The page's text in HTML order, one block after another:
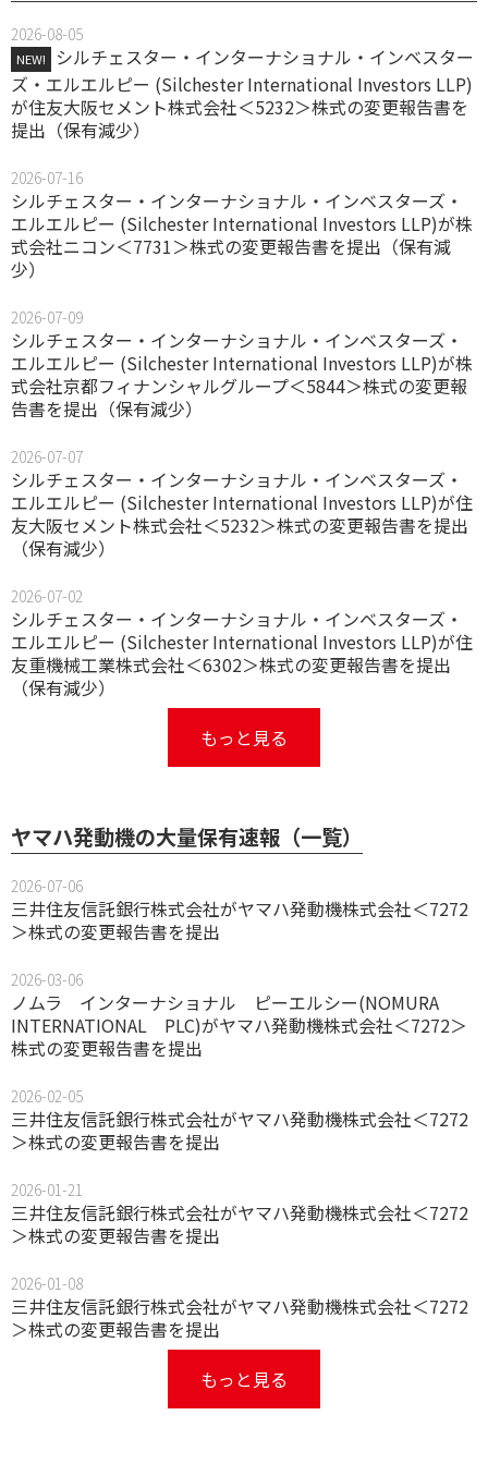
2026-08-05
NEW!
シルチェスター・インターナショナル・インベスター
ズ・エルエルピー (Silchester International Investors LLP)
が住友大阪セメント株式会社＜5232＞株式の変更報告書を
提出（保有減少）
2026-07-16
シルチェスター・インターナショナル・インベスターズ・
エルエルピー (Silchester International Investors LLP)が株
式会社ニコン＜7731＞株式の変更報告書を提出（保有減
少）
2026-07-09
シルチェスター・インターナショナル・インベスターズ・
エルエルピー (Silchester International Investors LLP)が株
式会社京都フィナンシャルグループ＜5844＞株式の変更報
告書を提出（保有減少）
2026-07-07
シルチェスター・インターナショナル・インベスターズ・
エルエルピー (Silchester International Investors LLP)が住
友大阪セメント株式会社＜5232＞株式の変更報告書を提出
（保有減少）
2026-07-02
シルチェスター・インターナショナル・インベスターズ・
エルエルピー (Silchester International Investors LLP)が住
友重機械工業株式会社＜6302＞株式の変更報告書を提出
（保有減少）
もっと見る
ヤマハ発動機の大量保有速報（一覧）
2026-07-06
三井住友信託銀行株式会社がヤマハ発動機株式会社＜7272
＞株式の変更報告書を提出
2026-03-06
ノムラ インターナショナル ピーエルシー(NOMURA
INTERNATIONAL PLC)がヤマハ発動機株式会社＜7272＞
株式の変更報告書を提出
2026-02-05
三井住友信託銀行株式会社がヤマハ発動機株式会社＜7272
＞株式の変更報告書を提出
2026-01-21
三井住友信託銀行株式会社がヤマハ発動機株式会社＜7272
＞株式の変更報告書を提出
2026-01-08
三井住友信託銀行株式会社がヤマハ発動機株式会社＜7272
＞株式の変更報告書を提出
もっと見る